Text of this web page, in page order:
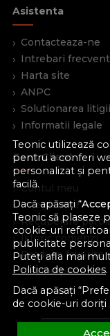
Teonic utilizează
pentru a conferi
personalizat și
facilă.
Dacă apăsați “
Teonic să plaseze
cookie-uri
publicitate
Puteți afla mai
Politica de cookies.
Dacă apăsați
de cookie-uri doriți
Asistenta
Contacteaza-ne
Intrebari
Harta site
ANPC
Solutionarea
Informatii legale
Cont Client
Contul meu
Inregistrare
Recuperare
Istoric comenzi
Produse favorite
Devino partener